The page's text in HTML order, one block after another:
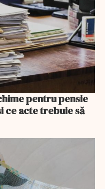
pentru pensie
ce acte trebuie să